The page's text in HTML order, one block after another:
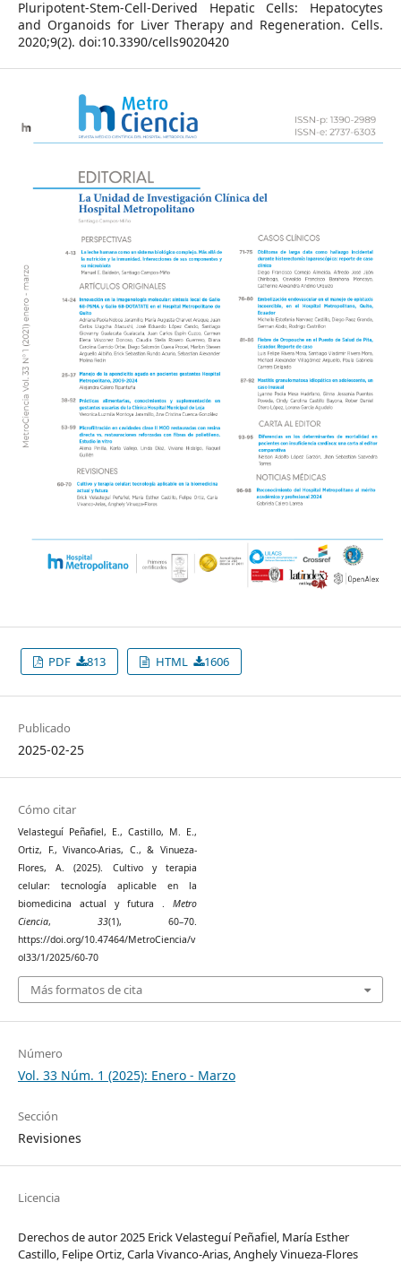
Pluripotent-Stem-Cell-Derived Hepatic Cells: Hepatocytes
and Organoids for Liver Therapy and Regeneration. Cells.
2020;9(2). doi:10.3390/cells9020420
PDF 813 HTML 1606
Publicado
2025-02-25
Cómo citar
Velasteguí Peñafiel, E., Castillo, M. E.,
Ortiz, F., Vivanco-Arias, C., & Vinueza-
Flores, A. (2025). Cultivo y terapia
celular: tecnología aplicable en la
biomedicina actual y futura . Metro
Ciencia, 33(1), 60–70.
https://doi.org/10.47464/MetroCiencia/v
ol33/1/2025/60-70
Más formatos de cita
Número
Vol. 33 Núm. 1 (2025): Enero - Marzo
Sección
Revisiones
Licencia
Derechos de autor 2025 Erick Velasteguí Peñafiel, María Esther
Castillo, Felipe Ortiz, Carla Vivanco-Arias, Anghely Vinueza-Flores